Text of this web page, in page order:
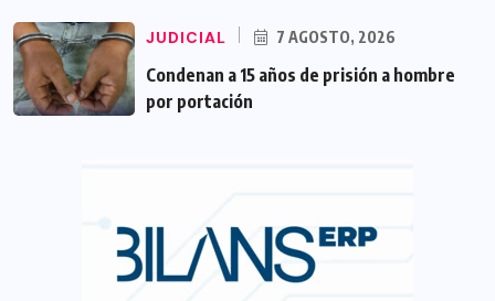
JUDICIAL 7 AGOSTO, 2026
Condenan a 15 años de prisión a hombre
por portación